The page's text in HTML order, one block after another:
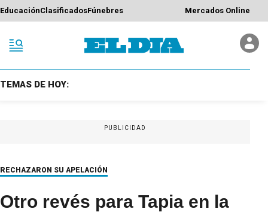
EducaciónClasificadosFúnebres Mercados Online
TEMAS DE HOY:
PUBLICIDAD
RECHAZARON SU APELACIÓN
Otro revés para Tapia en la